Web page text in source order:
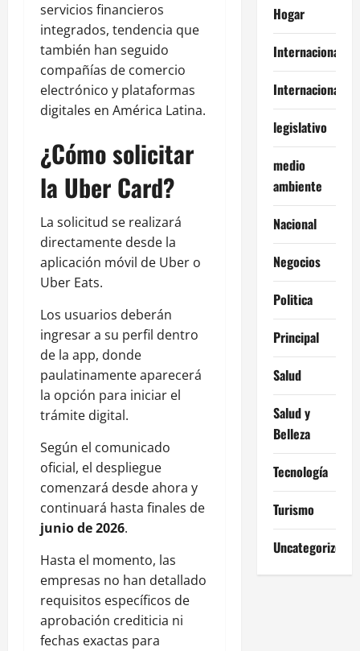
servicios financieros
integrados, tendencia que
también han seguido
compañías de comercio
electrónico y plataformas
digitales en América Latina.
¿Cómo solicitar
la Uber Card?
La solicitud se realizará
directamente desde la
aplicación móvil de Uber o
Uber Eats.
Los usuarios deberán
ingresar a su perfil dentro
de la app, donde
paulatinamente aparecerá
la opción para iniciar el
trámite digital.
Según el comunicado
oficial, el despliegue
comenzará desde ahora y
continuará hasta finales de
junio de 2026.
Hasta el momento, las
empresas no han detallado
requisitos específicos de
aprobación crediticia ni
fechas exactas para
Hogar
Internacional
Internacionales
legislativo
medio
ambiente
Nacional
Negocios
Politica
Principal
Salud
Salud y
Belleza
Tecnología
Turismo
Uncategorized